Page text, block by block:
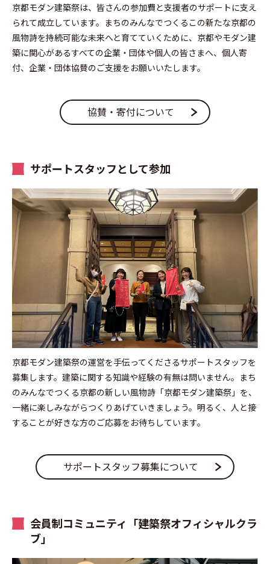
京都モダン建築祭は、皆さんの参加費と支援者のサポートに支え
られて成立しています。まちのみんなでつくるこの新たな京都の
風物詩を持続可能な未来へと育てていくために、京都やモダン建
築に関心があるすべての企業・団体や個人の皆さまへ、個人寄
付、企業・団体協賛のご支援をお願いいたします。
協賛・寄付について
サポートスタッフとして参加
京都モダン建築祭の運営を手伝ってくださるサポートスタッフを
募集します。建築に関する知識や経験の有無は問いません。まち
のみんなでつくる京都の新しい風物詩「京都モダン建築祭」を、
一緒に楽しみながらつくりあげていきましょう。明るく、人と接
することが好きな方のご応募をお待ちしています。
サポートスタッフ募集について
会員制コミュニティ「建築祭オフィシャルクラ
ブ」